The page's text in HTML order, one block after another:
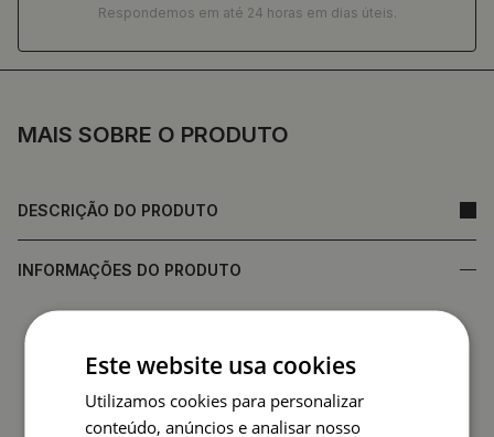
MAIS SOBRE O PRODUTO
DESCRIÇÃO DO PRODUTO
INFORMAÇÕES DO PRODUTO
resistência a danos
Espelho fabricado na Polónia
• Garantia do fabricante
• Prazo de entrega rápido
Respondemos em até 24 horas em dias úteis.
Este website usa cookies
Utilizamos cookies para personalizar
conteúdo, anúncios e analisar nosso